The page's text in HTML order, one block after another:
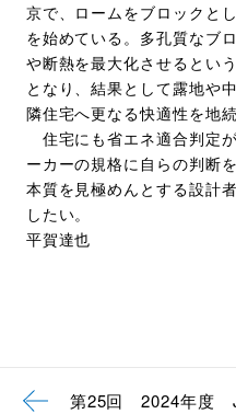
京で、ロームをブロックと
を始めている。多孔質なブ
や断熱を最大化させるとい
となり、結果として露地や
隣住宅へ更なる快適性を地
住宅にも省エネ適合判定
ーカーの規格に自らの判断
本質を見極めんとする設計
したい。
平賀達也
第25回 2024年度